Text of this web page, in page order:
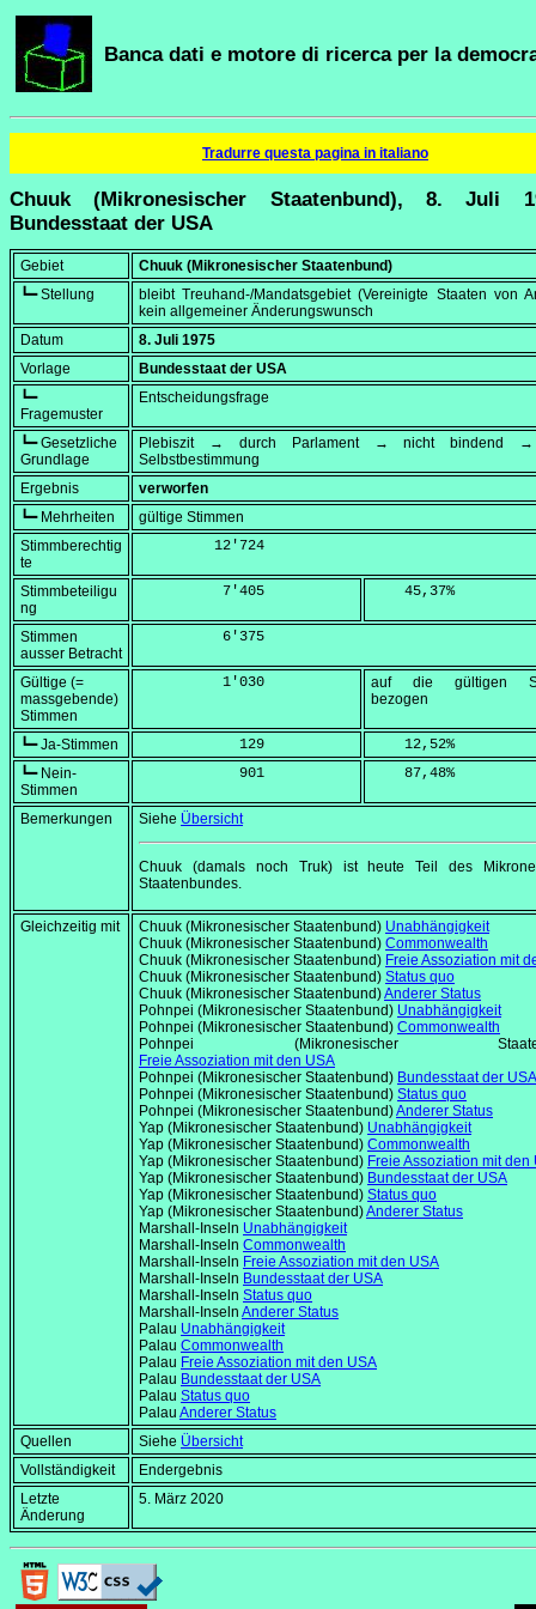
Banca dati e motore di ricerca per la
Tradurre questa pagina in italiano
Chuuk (Mikronesischer Staatenbund), 8. Juli
Bundesstaat der USA
Gebiet
Chuuk (Mikronesischer Staatenbund)
┗━ Stellung
bleibt Treuhand-/Mandatsgebiet (Vereinigte Staaten von
kein allgemeiner Änderungswunsch
Datum
8. Juli 1975
Vorlage
Bundesstaat der USA
┗━
Fragemuster
Entscheidungsfrage
┗━ Gesetzliche
Grundlage
Plebiszit → durch Parlament → nicht bindend →
Selbstbestimmung
Ergebnis
verworfen
┗━ Mehrheiten
gültige Stimmen
Stimmberechtig
te
         12'724
Stimmbeteiligu
ng
          7'405
    45,37
%
Stimmen
ausser Betracht
          6'375
Gültige (=
massgebende)
Stimmen
          1'030
auf die gültigen
bezogen
┗━ Ja-Stimmen
            129
    12,52
%
┗━ Nein-
Stimmen
            901
    87,48
%
Bemerkungen Siehe Übersicht
Chuuk (damals noch Truk) ist heute Teil des
Staatenbundes.
Gleichzeitig mit Chuuk (Mikronesischer Staatenbund) Unabhängigkeit
Chuuk (Mikronesischer Staatenbund) Commonwealth
Chuuk (Mikronesischer Staatenbund) Freie Assoziation mit
Chuuk (Mikronesischer Staatenbund) Status quo
Chuuk (Mikronesischer Staatenbund)Anderer Status
Pohnpei (Mikronesischer Staatenbund) Unabhängigkeit
Pohnpei (Mikronesischer Staatenbund) Commonwealth
Pohnpei (Mikronesischer
Freie Assoziation mit den USA
Pohnpei (Mikronesischer Staatenbund) Bundesstaat der USA
Pohnpei (Mikronesischer Staatenbund) Status quo
Pohnpei (Mikronesischer Staatenbund)Anderer Status
Yap (Mikronesischer Staatenbund) Unabhängigkeit
Yap (Mikronesischer Staatenbund) Commonwealth
Yap (Mikronesischer Staatenbund) Freie Assoziation mit den
Yap (Mikronesischer Staatenbund) Bundesstaat der USA
Yap (Mikronesischer Staatenbund) Status quo
Yap (Mikronesischer Staatenbund)Anderer Status
Marshall-Inseln Unabhängigkeit
Marshall-Inseln Commonwealth
Marshall-Inseln Freie Assoziation mit den USA
Marshall-Inseln Bundesstaat der USA
Marshall-Inseln Status quo
Marshall-Inseln Anderer Status
Palau Unabhängigkeit
Palau Commonwealth
Palau Freie Assoziation mit den USA
Palau Bundesstaat der USA
Palau Status quo
Palau Anderer Status
Quellen
Siehe Übersicht
Vollständigkeit
Endergebnis
Letzte
Änderung
5. März 2020